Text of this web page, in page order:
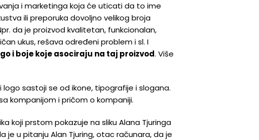
i marketinga koja će uticati da to ime
ili preporuka dovoljno velikog broja
da je proizvod kvalitetan, funkcionalan,
ukus, rešava određeni problem i sl. I
i boje koje asociraju na taj proizvod. Više
logo sastoji se od ikone, tipografije i slogana.
kompanijom i pričom o kompaniji.
koji prstom pokazuje na sliku Alana Tjuringa
je u pitanju Alan Tjuring, otac računara, da je